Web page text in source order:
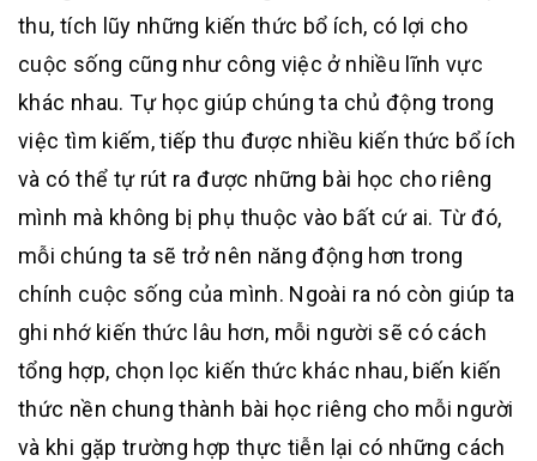
thu, tích lũy những kiến thức bổ ích, có lợi cho
cuộc sống cũng như công việc ở nhiều lĩnh vực
khác nhau. Tự học giúp chúng ta chủ động trong
việc tìm kiếm, tiếp thu được nhiều kiến thức bổ ích
và có thể tự rút ra được những bài học cho riêng
mình mà không bị phụ thuộc vào bất cứ ai. Từ đó,
mỗi chúng ta sẽ trở nên năng động hơn trong
chính cuộc sống của mình. Ngoài ra nó còn giúp ta
ghi nhớ kiến thức lâu hơn, mỗi người sẽ có cách
tổng hợp, chọn lọc kiến thức khác nhau, biến kiến
thức nền chung thành bài học riêng cho mỗi người
và khi gặp trường hợp thực tiễn lại có những cách